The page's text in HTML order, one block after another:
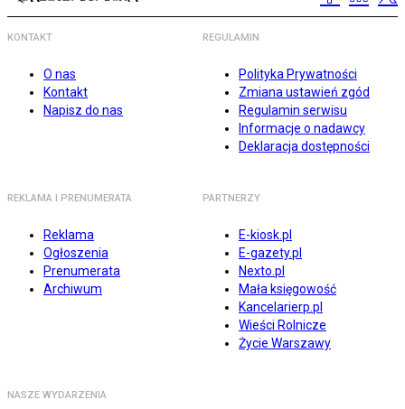
KONTAKT
O nas
Kontakt
Napisz do nas
REGULAMIN
Polityka Prywatności
Zmiana ustawień zgód
Regulamin serwisu
Informacje o nadawcy
Deklaracja dostępności
REKLAMA I PRENUMERATA
Reklama
Ogłoszenia
Prenumerata
Archiwum
PARTNERZY
E-kiosk.pl
E-gazety.pl
Nexto.pl
Mała księgowość
Kancelarierp.pl
Wieści Rolnicze
Życie Warszawy
NASZE WYDARZENIA